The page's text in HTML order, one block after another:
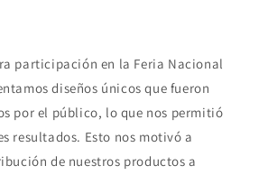
participación en la Feria Nacional
diseños únicos que fueron
por el público, lo que nos permitió
resultados. Esto nos motivó a
de nuestros productos a